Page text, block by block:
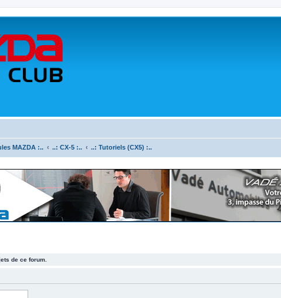
MAZDA :.. ..: CX-5 :.. ..: Tutoriels (CX5) :..
de ce forum.